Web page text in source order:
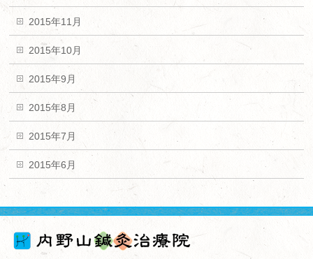
2015年11月
2015年10月
2015年9月
2015年8月
2015年7月
2015年6月